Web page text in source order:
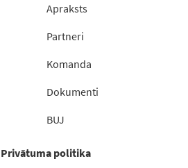
Apraksts
Partneri
Komanda
Dokumenti
BUJ
Privātuma politika